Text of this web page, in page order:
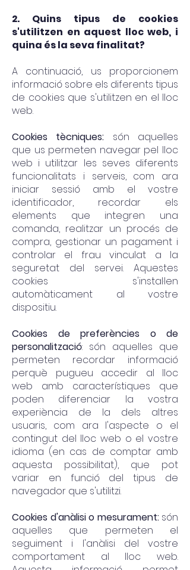
2. Quins tipus de cookies
s'utilitzen en aquest lloc web, i
quina és la seva finalitat?
A continuació, us proporcionem
informació sobre els diferents tipus
de cookies que s'utilitzen en el lloc
web.
Cookies tècniques: són aquelles
que us permeten navegar pel lloc
web i utilitzar les seves diferents
funcionalitats i serveis, com ara
iniciar sessió amb el vostre
identificador, recordar els
elements que integren una
comanda, realitzar un procés de
compra, gestionar un pagament i
controlar el frau vinculat a la
seguretat del servei. Aquestes
cookies s'instal·len
automàticament al vostre
dispositiu.
Cookies de preferències o de
personalització: són aquelles que
permeten recordar informació
perquè pugueu accedir al lloc
web amb característiques que
poden diferenciar la vostra
experiència de la dels altres
usuaris, com ara l'aspecte o el
contingut del lloc web o el vostre
idioma (en cas de comptar amb
aquesta possibilitat), que pot
variar en funció del tipus de
navegador que s'utilitzi.
Cookies d'anàlisi o mesurament:són
aquelles que permeten el
seguiment i l'anàlisi del vostre
comportament al lloc web.